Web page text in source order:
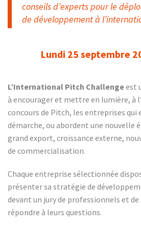
conseils d’experts pour le
de développement à
Lundi 25 septembre
L’International Pitch Challengeest
à encourager et mettre en lumière, à
concours de Pitch, les entreprises qui
démarche, ou abordent une nouvelle
grand export, croissance externe,
de commercialisation.
Chaque entreprise sélectionnée
présenter sa stratégie de
devant un jury de professionnels et de
répondre à leurs questions.